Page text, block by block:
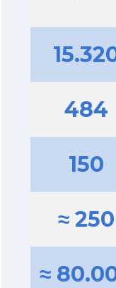
484
150
≈ 250
≈